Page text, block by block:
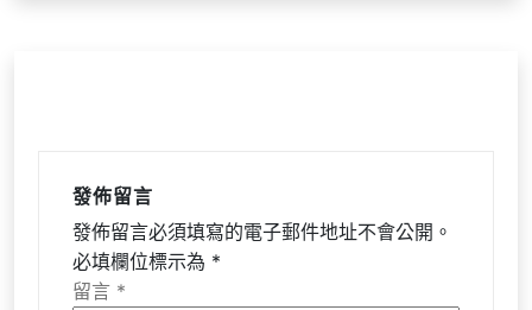
發佈留言
發佈留言必須填寫的電子郵件地址不會公開。
必填欄位標示為 *
留言 *